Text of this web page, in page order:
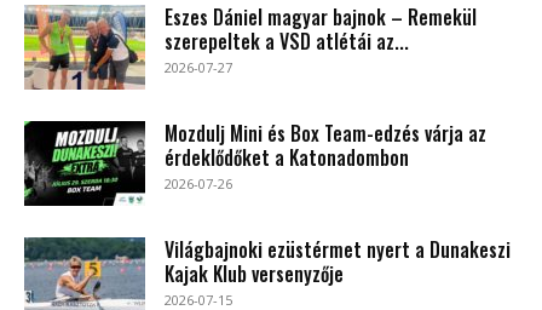
Eszes Dániel magyar bajnok – Remekül
szerepeltek a VSD atlétái az...
2026-07-27
Mozdulj Mini és Box Team-edzés várja az
érdeklődőket a Katonadombon
2026-07-26
Világbajnoki ezüstérmet nyert a Dunakeszi
Kajak Klub versenyzője
2026-07-15